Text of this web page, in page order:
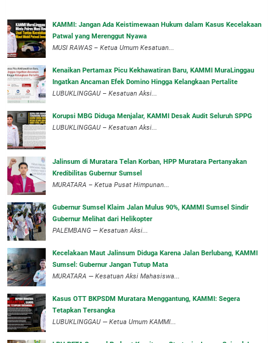
‎KAMMI: Jangan Ada Keistimewaan Hukum dalam Kasus Kecelakaan
Patwal yang Merenggut Nyawa
‎MUSI RAWAS – Ketua Umum Kesatuan...
‎Kenaikan Pertamax Picu Kekhawatiran Baru, KAMMI MuraLinggau
Ingatkan Ancaman Efek Domino Hingga Kelangkaan Pertalite
‎LUBUKLINGGAU – Kesatuan Aksi...
Korupsi MBG Diduga Menjalar, KAMMI Desak Audit Seluruh SPPG
‎LUBUKLINGGAU – Kesatuan Aksi...
‎Jalinsum di Muratara Telan Korban, HPP Muratara Pertanyakan
Kredibilitas Gubernur Sumsel
MURATARA – Ketua Pusat Himpunan...
‎Gubernur Sumsel Klaim Jalan Mulus 90%, KAMMI Sumsel Sindir
Gubernur Melihat dari Helikopter
‎PALEMBANG — Kesatuan Aksi...
‎Kecelakaan Maut Jalinsum Diduga Karena Jalan Berlubang, KAMMI
Sumsel: Gubernur Jangan Tutup Mata
‎MURATARA — Kesatuan Aksi Mahasiswa...
‎Kasus OTT BKPSDM Muratara Menggantung, KAMMI: Segera
Tetapkan Tersangka
‎LUBUKLINGGAU — Ketua Umum KAMMI...